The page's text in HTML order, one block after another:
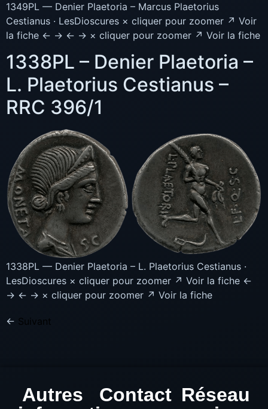
1349PL — Denier Plaetoria – Marcus Plaetorius
Cestianus · LesDioscures × cliquer pour zoomer ↗ Voir
la fiche ← → ← → × cliquer pour zoomer ↗ Voir la fiche
1338PL – Denier Plaetoria –
L. Plaetorius Cestianus –
RRC 396/1
1338PL — Denier Plaetoria – L. Plaetorius Cestianus ·
LesDioscures × cliquer pour zoomer ↗ Voir la fiche ←
→ ← → × cliquer pour zoomer ↗ Voir la fiche
← Suivant
Autres
Contact Réseau